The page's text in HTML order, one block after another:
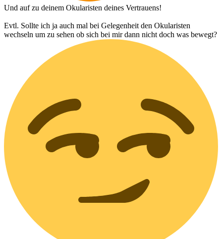
Und auf zu deinem Okularisten deines Vertrauens!
Evtl. Sollte ich ja auch mal bei Gelegenheit den Okularisten
wechseln um zu sehen ob sich bei mir dann nicht doch was bewegt?